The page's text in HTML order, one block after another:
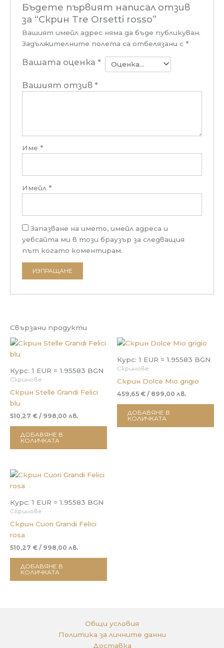
Бъдете първият написал отзив
за “Скрин Tre Orsetti rosso”
Вашият имейл адрес няма да бъде публикуван.
Задължителните полета са отбелязани с *
Вашата оценка *
Вашият отзив *
Име *
Имейл *
Запазване на името, имейл адреса и
уебсайта ми в този браузър за следващия
път когато коментирам.
Свързани продукти
Курс: 1 EUR = 1.95583 BGN
Скринове
Скрин Stelle Grandi Felici
blu
510,27 € / 998,00 лв.
ДОБАВЯНЕ В
КОЛИЧКАТА
Курс: 1 EUR = 1.95583 BGN
Скринове
Скрин Dolce Mio grigio
459,65 € / 899,00 лв.
ДОБАВЯНЕ В
КОЛИЧКАТА
Курс: 1 EUR = 1.95583 BGN
Скринове
Скрин Cuori Grandi Felici
rosa
510,27 € / 998,00 лв.
ДОБАВЯНЕ В
КОЛИЧКАТА
Общи условия
Политика за личните данни
Доставка